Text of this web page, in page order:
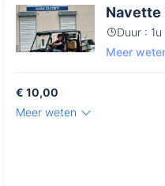
Navette
Duur : 1u
Meer
€ 10,00
Meer weten